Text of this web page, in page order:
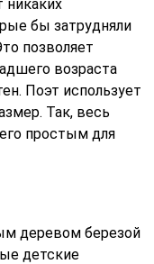
никаких
бы затрудняли
позволяет
возраста
Поэт использует
Так, весь
простым для
деревом березой
детские